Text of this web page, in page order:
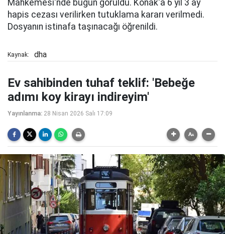
Mahkemesi'nde bugün görüldü. Konak'a 6 yıl 3 ay
hapis cezası verilirken tutuklama kararı verilmedi.
Dosyanın istinafa taşınacağı öğrenildi.
Kaynak: dha
Ev sahibinden tuhaf teklif: 'Bebeğe
adımı koy kirayı indireyim'
Yayınlanma: 28 Nisan 2026 Salı 17:09